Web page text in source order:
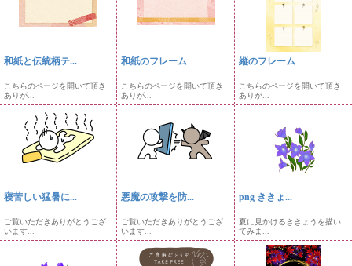
和紙と伝統柄テ...
こちらのページを開いて頂き
ありが...
和紙のフレーム
こちらのページを開いて頂き
ありが...
縦のフレーム
こちらのページを開いて頂き
ありが...
寝苦しい猛暑に...
ご覧いただきありがとうござ
います...
悪魔の攻撃を防...
ご覧いただきありがとうござ
います...
png ききょ...
夏に見かけるききょうを描い
てみま...